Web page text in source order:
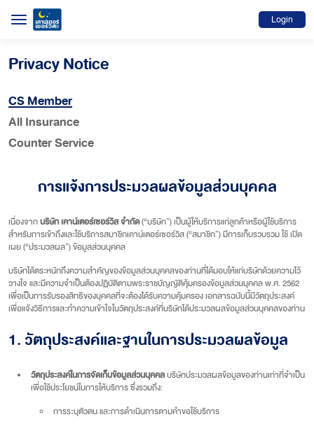
Login
Privacy Notice
CS Member
All Insurance
Counter Service
การแจ้งการประมวลผลข้อมูลส่วนบุคคล
เนื่องจากบริษัท เคาน์เตอร์เซอร์วิส จำกัด(“บริษัท”) เป็นผู้ให้บริการแก่ลูกค้าหรือผู้ใช้บริการ
สำหรับการเข้าถึงและใช้บริการสมาชิกเคาน์เตอร์เซอร์วิส (“สมาชิก”) มีการเก็บรวบรวม ใช้ เปิด
เผย (“ประมวลผล”) ข้อมูลส่วนบุคคล
บริษัทได้ตระหนักถึงความสำคัญของข้อมูลส่วนบุคคลของท่านที่ได้มอบให้แก่บริษัทด้วยความไว้
วางใจ และมีความจำเป็นต้องปฏิบัติตามพระราชบัญญัติคุ้มครองข้อมูลส่วนบุคคล พ.ศ. 2562
เพื่อเป็นการรับรองสิทธิของบุคคลที่จะต้องได้รับความคุ้มครอง เอกสารฉบับนี้มีวัตถุประสงค์
เพื่อแจ้งวิธีการและทำความเข้าใจในวัตถุประสงค์ที่บริษัทได้ประมวลผลข้อมูลส่วนบุคคลของท่าน
1. วัตถุประสงค์และฐานในการประมวลผลข้อมูล
วัตถุประสงค์ในการจัดเก็บข้อมูลส่วนบุคคลบริษัทประมวลผลข้อมูลของท่านเท่าที่จำเป็น
เพื่อใช้ประโยชน์ในการให้บริการ ซึ่งรวมถึง:
การระบุตัวตน และการดำเนินการตามคำขอใช้บริการ